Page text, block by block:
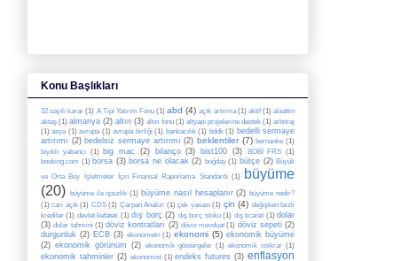
Konu Başlıkları
32 sayılı karar (1) A Tipi Yatırım Fonu (1) abd (4) açık artırma (1) aktif (1) alaattin
aktaş (1) almanya (2) altın (3) altın fonu (1) altyapı projelerine destek (1) arbitraj
(1) asya (1) avrupa (1) avrupa birliği (1) bankacılık (1) bddk (1) bedelli sermaye
artırımı (2) bedelsiz sermaye artırımı (2) beklentiler (7) bernanke (1)
bıyıklı yabancı (1) big mac (2) bilanço (3) bist100 (3) BOBİ FRS (1)
booking.com (1) borsa (3) borsa ne olacak (2) buğday (1) bütçe (2) Büyük
ve Orta Boy İşletmeler İçin Finansal Raporlama Standardı (1)
büyüme
(20)
büyüme ile işsizlik (1) büyüme nasıl hesaplanır (2) büyüme nedir?
(1) cari açık (1) CDS (1) Çarpan Analizi (1) çek yasası (1) çin (4) değişken faizli
krediler (1) devlet kefateti (1) dış borç (2) dış borç stoku (1) dış ticaret (1) dolar
(3) dolar tahmini (1) döviz kontratları (2) döviz mevduat (1) döviz sepeti (2)
durgunluk (2) ECB (3) ekonometri (1) ekonomi (5) ekonomik büyüme
(2) ekonomik görünüm (2) ekonomik göstergeler (1) ekonomik istikrar (1)
ekonomik tahminler (2) ekonomist (1) endeks futures (3) enflasyon